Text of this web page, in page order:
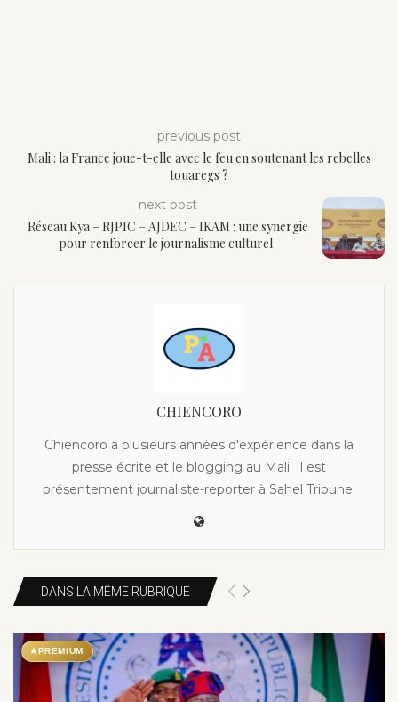
previous post
Mali : la France joue-t-elle avec le feu en soutenant les rebelles
touaregs ?
next post
Réseau Kya – RJPIC – AJDEC – IKAM : une synergie
pour renforcer le journalisme culturel
CHIENCORO
Chiencoro a plusieurs années d'expérience dans la
presse écrite et le blogging au Mali. Il est
présentement journaliste-reporter à Sahel Tribune.
DANS LA MÊME RUBRIQUE
★PREMIUM